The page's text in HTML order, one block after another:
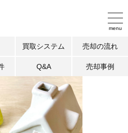
買取システム 売却の流れ
Q&A 売却事例